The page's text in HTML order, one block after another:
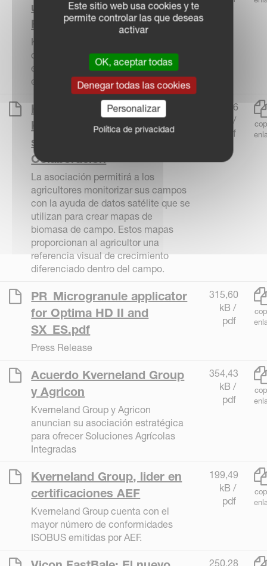
unirse al videojuego
Farming Simulator 19
Kverneland Group en colaboración
con Giants Software crean el pack
exclusivo de Kverneland y de Vicon
en Farming Simulator 2019.
Kverneland Group y
Kleffmann Group Anuncian
su Acuerdo de
Colaboración
La asociación permitirá a los
agricultores monitorizar sus campos
con la ayuda de datos satélite que se
utilizan para crear mapas de
biomasa de campo. Estos mapas
proporcionan al agricultor una
referencia visual de crecimiento
diferenciado dentro del campo.
226,16
kB /
pdf
PR_Microgranule applicator
for Optima HD II and
SX_ES.pdf
Press Release
315,60
kB /
pdf
Acuerdo Kverneland Group
y Agricon
Kverneland Group y Agricon
anuncian su asociación estratégica
para ofrecer Soluciones Agrícolas
Integradas
354,43
kB /
pdf
Kverneland Group, lider en
certificaciones AEF
Kverneland Group cuenta con el
mayor número de conformidades
ISOBUS emitidas por AEF.
199,49
kB /
pdf
250,28
Este sitio web usa cookies y te
permite controlar las que deseas
activar
OK, aceptar todas
Denegar todas las cookies
Personalizar
Política de privacidad